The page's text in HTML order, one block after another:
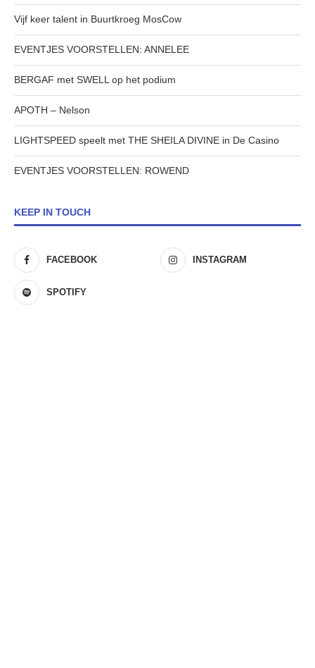
Vijf keer talent in Buurtkroeg MosCow
EVENTJES VOORSTELLEN: ANNELEE
BERGAF met SWELL op het podium
APOTH – Nelson
LIGHTSPEED speelt met THE SHEILA DIVINE in De Casino
EVENTJES VOORSTELLEN: ROWEND
KEEP IN TOUCH
FACEBOOK INSTAGRAM
SPOTIFY